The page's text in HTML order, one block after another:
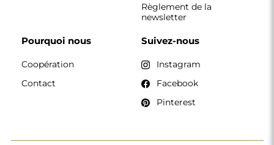
Règlement de la
newsletter
Pourquoi nous
Coopération
Contact
Suivez-nous
Instagram
Facebook
Pinterest